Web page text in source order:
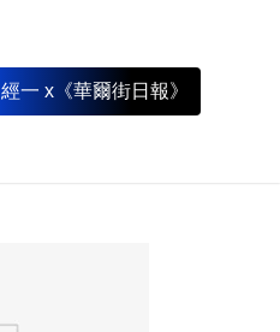
經一 x《華爾街日報》